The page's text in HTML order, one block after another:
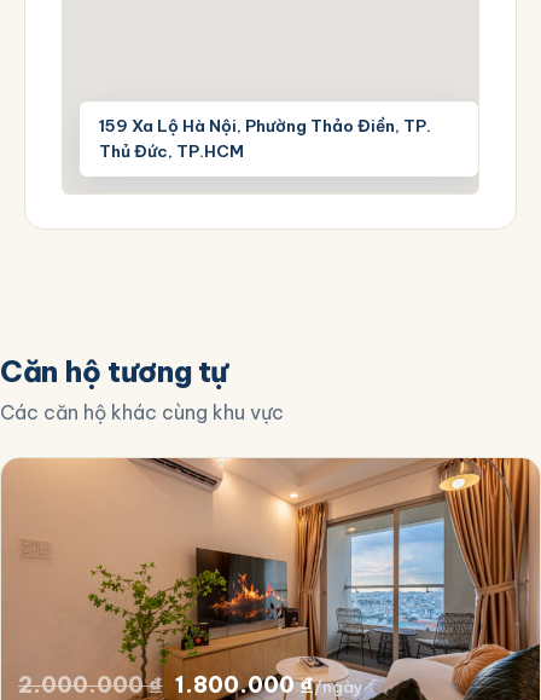
159 Xa Lộ Hà Nội, Phường Thảo Điền, TP.
Thủ Đức, TP.HCM
Căn hộ tương tự
Các căn hộ khác cùng khu vực
2.000.000₫ Giá
1.800.000₫Giá
/ngày